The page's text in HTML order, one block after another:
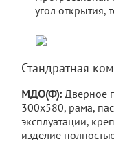
угол открытия,
Стандратная
МДО(Ф): Дверное
300х580, рама,
эксплуатации,
изделие